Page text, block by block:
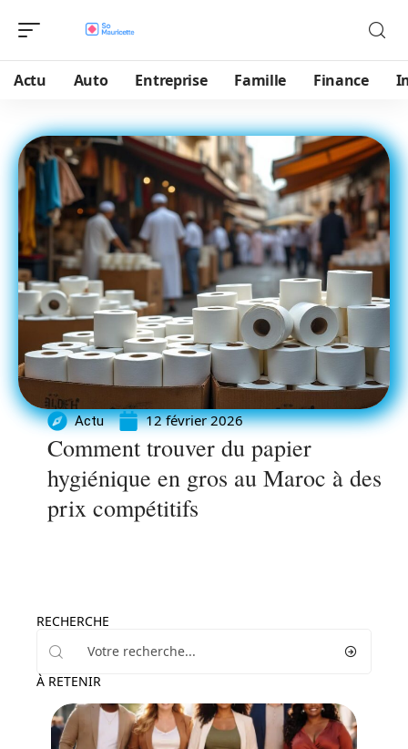
Actu Auto Entreprise Famille Finance
Actu 12 février 2026
Comment trouver du papier
hygiénique en gros au Maroc à des
prix compétitifs
RECHERCHE
À RETENIR